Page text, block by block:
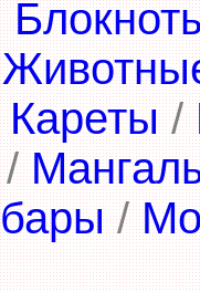
Кареты/
/
бары/